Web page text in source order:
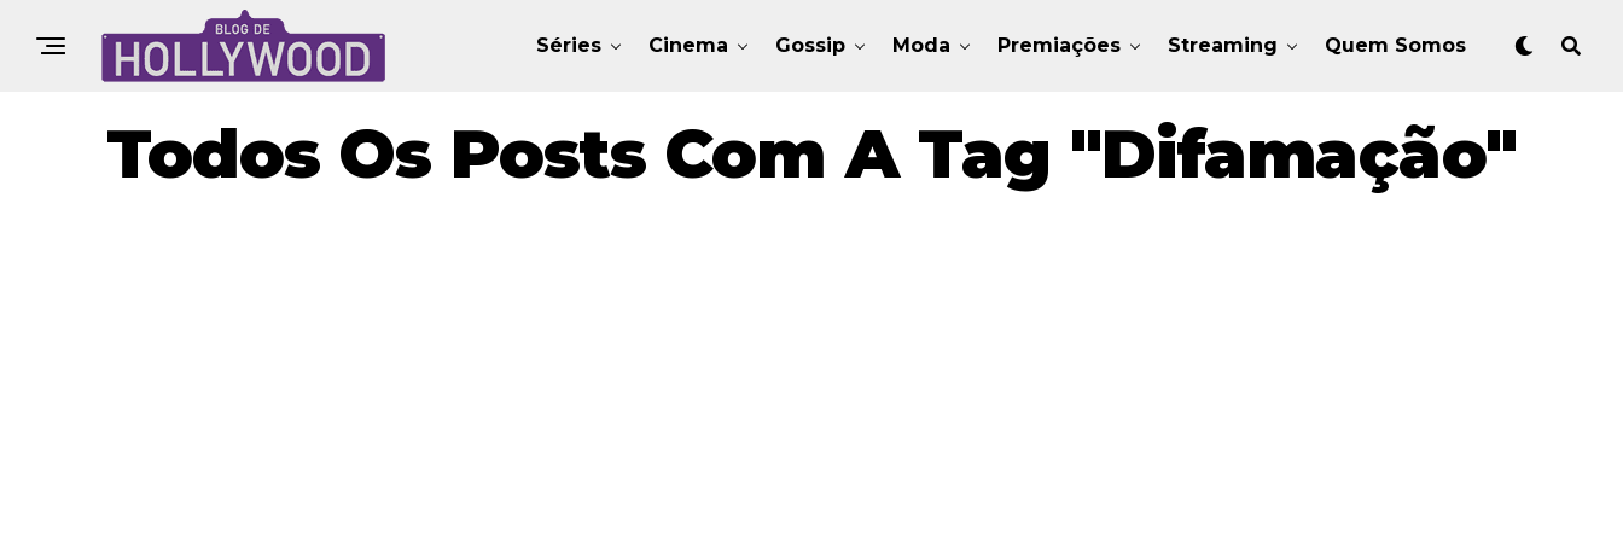
Séries Cinema Gossip Moda Premiações Streaming Quem Somos
Todos Os Posts Com A Tag "Difamação"